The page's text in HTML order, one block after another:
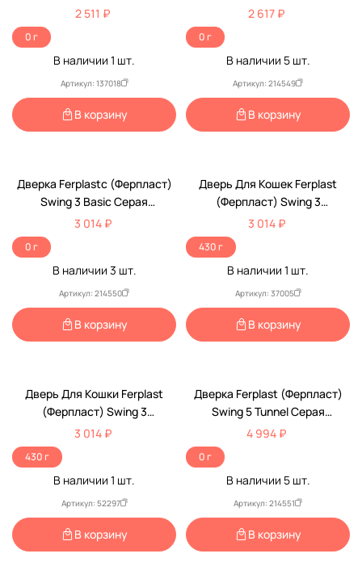
Серый 44212
2 511 ₽
0 г
В наличии 1 шт.
Артикул: 137018
В корзину
21,5*24см 72101021
2 617 ₽
0 г
В наличии 5шт.
Артикул: 214549
В корзину
Дверка Ferplastс (Ферпласт)
Swing 3 Basic Серая
22,5*25,2см 72102021
3 014 ₽
0 г
В наличии 3 шт.
Артикул: 214550
В корзину
Дверь Для Кошек Ferplast
(Ферпласт) Swing 3
22,5*5*25,2см Белая
3 014 ₽
430 г
В наличии 1 шт.
Артикул: 37005
В корзину
Дверь Для Кошки Ferplast
(Ферпласт) Swing 3
22,5*25,2*5см Коричневая
3 014 ₽
430 г
В наличии 1 шт.
Артикул: 52297
В корзину
Дверка Ferplast (Ферпласт)
Swing 5 Tunnel Серая
22,5*25,2см 72103021
4 994 ₽
0 г
В наличии 5шт.
Артикул: 214551
В корзину